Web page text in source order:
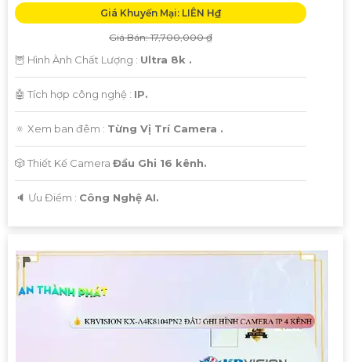
Giá Khuyến Mại: LIÊN H₫
Giá Bán: 17,700,000 ₫
🦉 Hình Ành Chất Lượng : Ultra 8k .
🤖️ Tích hợp công nghệ : IP.
🔅 Xem ban đêm : Từng Vị Trí Camera .
🎲 Thiết Kế Camera Đầu Ghi 16 kênh.
️🔈 Ưu Điểm : Công Nghệ AI.